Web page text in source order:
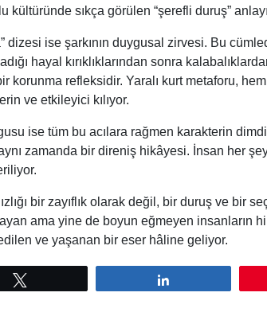
kültüründe sıkça görülen “şerefli duruş”
dizesi ise şarkının duygusal zirvesi. Bu
hayal kırıklıklarından sonra
refleksidir. Yaralı kurt metaforu, hem
ve etkileyici kılıyor.
ise tüm bu acılara rağmen karakterin
zamanda bir direniş hikâyesi. İnsan her
bir zayıflık olarak değil, bir duruş ve bir
ama yine de boyun eğmeyen insanların
ve yaşanan bir eser hâline geliyor.